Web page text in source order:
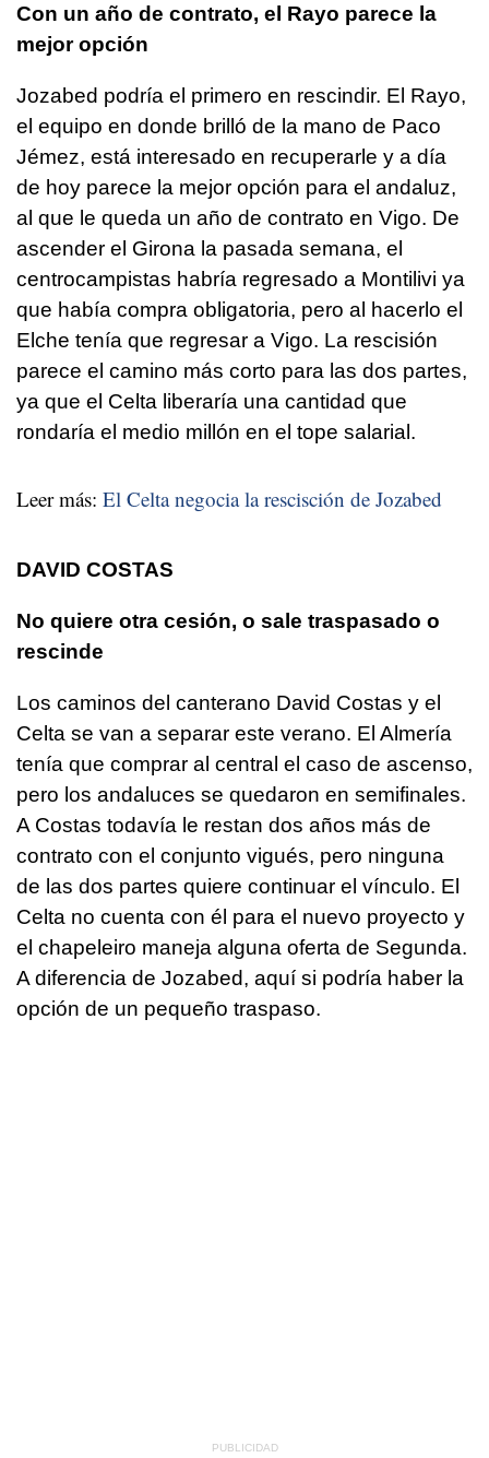
Con un año de contrato, el Rayo parece la
mejor opción
Jozabed podría el primero en rescindir. El Rayo,
el equipo en donde brilló de la mano de Paco
Jémez, está interesado en recuperarle y a día
de hoy parece la mejor opción para el andaluz,
al que le queda un año de contrato en Vigo. De
ascender el Girona la pasada semana, el
centrocampistas habría regresado a Montilivi ya
que había compra obligatoria, pero al hacerlo el
Elche tenía que regresar a Vigo. La rescisión
parece el camino más corto para las dos partes,
ya que el Celta liberaría una cantidad que
rondaría el medio millón en el tope salarial.
Leer más: El Celta negocia la rescisción de Jozabed
DAVID COSTAS
No quiere otra cesión, o sale traspasado o
rescinde
Los caminos del canterano David Costas y el
Celta se van a separar este verano. El Almería
tenía que comprar al central el caso de ascenso,
pero los andaluces se quedaron en semifinales.
A Costas todavía le restan dos años más de
contrato con el conjunto vigués, pero ninguna
de las dos partes quiere continuar el vínculo. El
Celta no cuenta con él para el nuevo proyecto y
el chapeleiro maneja alguna oferta de Segunda.
A diferencia de Jozabed, aquí si podría haber la
opción de un pequeño traspaso.